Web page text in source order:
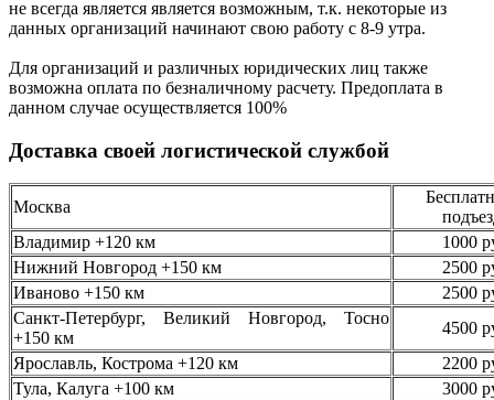
не всегда является является возможным, т.к. некоторые из
данных организаций начинают свою работу с 8-9 утра.
Для организаций и различных юридических лиц также
возможна оплата по безналичному расчету. Предоплата в
данном случае осуществляется 100%
Доставка своей логистической службой
Москва
Владимир +120 км
1000
Нижний Новгород +150 км
2500
Иваново +150 км
2500
Санкт-Петербург, Великий Новгород, Тосно
+150 км
4500
Ярославль, Кострома +120 км
2200
Тула, Калуга +100 км
3000